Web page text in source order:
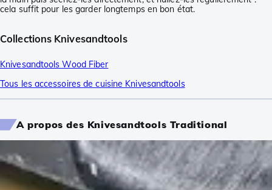
cela suffit pour les garder longtemps en bon état.
Collections Knivesandtools
Knivesandtools Wood Fiber
Tous les accessoires de cuisine Knivesandtools
A propos des Knivesandtools Traditional